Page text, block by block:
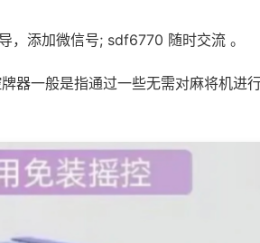
，添加微信号; sdf6770 随时交流 。
器一般是指通过一些无需对麻将机进